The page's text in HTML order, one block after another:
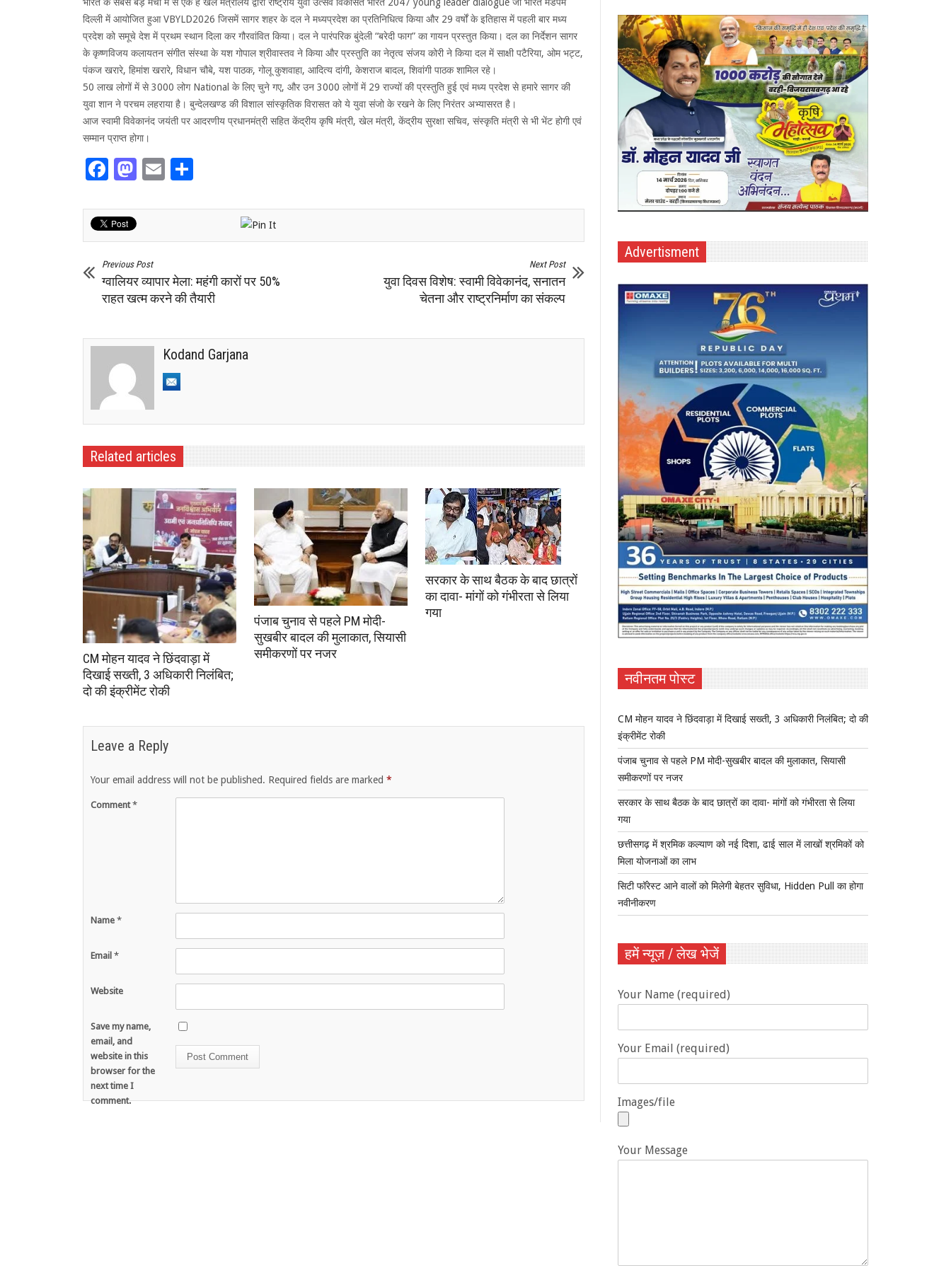
दिल्ली में आयोजित हुआ VBYLD2026 जिसमें सागर शहर के दल ने मध्यप्रदेश का प्रतिनिधित्व किया और 29 वर्षों के इतिहास में पहली बार मध्य
प्रदेश को समूचे देश में प्रथम स्थान दिला कर गौरवांवित किया। दल ने पारंपरिक बुंदेली “बरेदी फाग” का गायन प्रस्तुत किया। दल का निर्देशन सागर
के कृष्णविजय कलायतन संगीत संस्था के यश गोपाल श्रीवास्तव ने किया और प्रस्तुति का नेतृत्व संजय कोरी ने किया दल में साक्षी पटैरिया, ओम भट्ट,
पंकज खरारे, हिमांश खरारे, विधान चौबे, यश पाठक, गोलू कुशवाहा, आदित्य दांगी, केशराज बादल, शिवांगी पाठक शामिल रहे।
50 लाख लोगों में से 3000 लोग National के लिए चुने गए, और उन 3000 लोगों में 29 राज्यों की प्रस्तुति हुई एवं मध्य प्रदेश से हमारे सागर की
युवा शान ने परचम लहराया है। बुन्देलखण्ड की विशाल सांस्कृतिक विरासत को ये युवा संजो के रखने के लिए निरंतर अभ्यासरत है।
आज स्वामी विवेकानंद जयंती पर आदरणीय प्रधानमंत्री सहित केंद्रीय कृषि मंत्री, खेल मंत्री, केंद्रीय सुरक्षा सचिव, संस्कृति मंत्री से भी भेंट होगी एवं
सम्मान प्राप्त होगा।
Facebook
Mastodon
Email
Previous Post
ग्वालियर व्यापार मेला: महंगी कारों पर 50%
राहत खत्म करने की तैयारी
Next Post
युवा दिवस विशेष: स्वामी विवेकानंद, सनातन
चेतना और राष्ट्रनिर्माण का संकल्प
Kodand Garjana
Related articles
CM मोहन यादव ने छिंदवाड़ा में
दिखाई सख्ती, 3 अधिकारी निलंबित;
दो की इंक्रीमेंट रोकी
पंजाब चुनाव से पहले PM मोदी-
सुखबीर बादल की मुलाकात, सियासी
समीकरणों पर नजर
सरकार के साथ बैठक के बाद छात्रों
का दावा- मांगों को गंभीरता से लिया
गया
Leave a Reply
Your email address will not be published. Required fields are marked *
Comment*
Name *
Email *
Website
Save my name,
email, and
website in this
browser for the
next time I
comment.
Advertisment
नवीनतम पोस्ट
CM मोहन यादव ने छिंदवाड़ा में दिखाई सख्ती, 3 अधिकारी निलंबित; दो की
इंक्रीमेंट रोकी
पंजाब चुनाव से पहले PM मोदी-सुखबीर बादल की मुलाकात, सियासी
समीकरणों पर नजर
सरकार के साथ बैठक के बाद छात्रों का दावा- मांगों को गंभीरता से लिया
गया
छत्तीसगढ़ में श्रमिक कल्याण को नई दिशा, ढाई साल में लाखों श्रमिकों को
मिला योजनाओं का लाभ
सिटी फॉरेस्ट आने वालों को मिलेगी बेहतर सुविधा, Hidden Pull का होगा
नवीनीकरण
हमें न्यूज़ / लेख भेजें
Your Name (required)
Your Email (required)
Images/file
Your Message